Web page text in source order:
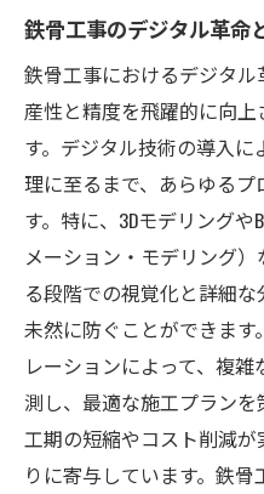
鉄骨工事のデジタル革命
鉄骨工事におけるデジタ
産性と精度を飛躍的に向
す。デジタル技術の導入
理に至るまで、あらゆる
す。特に、3Dモデリング
メーション・モデリング
る段階での視覚化と詳細
未然に防ぐことができます
レーションによって、複
測し、最適な施工プランを
工期の短縮やコスト削減
りに寄与しています。鉄